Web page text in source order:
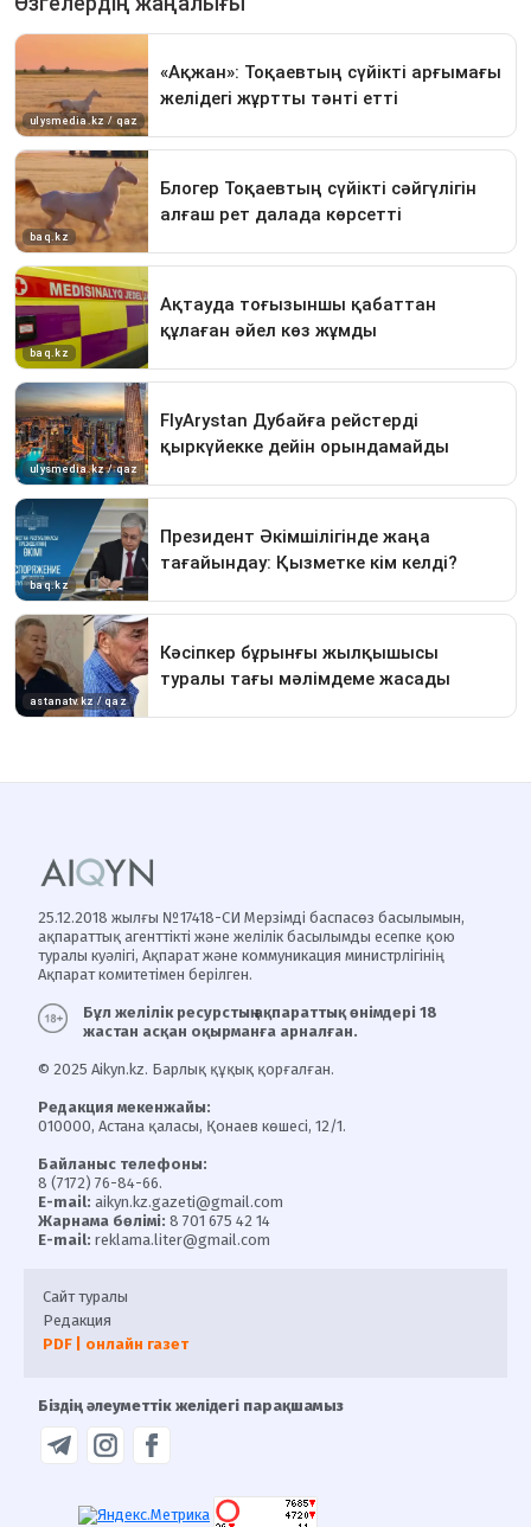
25.12.2018 жылғы №17418-СИ Мерзімді баспасөз басылымын,
ақпараттық агенттікті және желілік басылымды есепке қою
туралы куәлігі, Ақпарат және коммуникация министрлігінің
Ақпарат комитетімен берілген.
Бұл желілік ресурстың ақпараттық өнімдері 18
жастан асқан оқырманға арналған.
© 2025 Aikyn.kz. Барлық құқық қорғалған.
Редакция мекенжайы:
010000, Астана қаласы, Қонаев көшесі, 12/1.
Байланыс телефоны:
8 (7172) 76-84-66.
E-mail: aikyn.kz.gazeti@gmail.com
Жарнама бөлімі: 8 701 675 42 14
E-mail: reklama.liter@gmail.com
Сайт туралы
Редакция
PDF | онлайн газет
Біздің әлеуметтік желідегі парақшамыз